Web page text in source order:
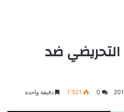
ضد
0 1٬521 دقيقة واحدة